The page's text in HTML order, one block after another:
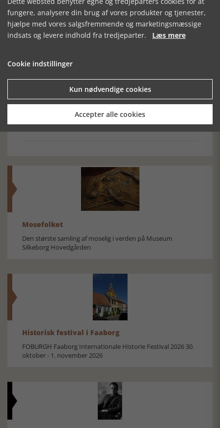
Forrige artikel
MELLEMØSTENS SULTAN
SALADIN
PEST, TYFUS OG
Mosefolket
Den største samling af moselig i verden på Museum
Silkeborg Hovedgården
Historisk festival i Faaborg
FOBURGH Faaborg Internationale Historie Festival 2026 30.
oktober - 1. november 2026
fungere, analysere din brug af vores produkter og tjenester,
hjælpe med vores salgsfremmende og marketingsmæssige
indsats og levere indhold fra tredjeparter. Læs mere
Cookie indstillinger
Kun nødvendige cookies
Accepter alle cookies